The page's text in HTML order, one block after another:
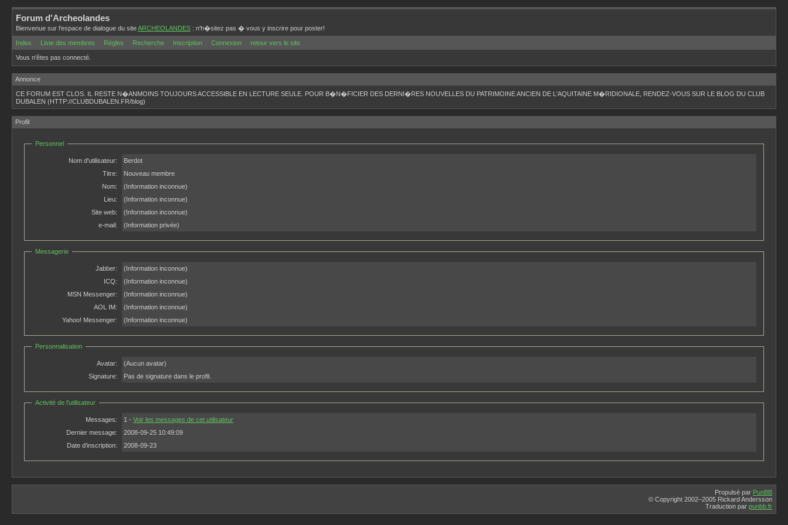
Forum d'Archeolandes
Bienvenue sur l'espace de dialogue du siteARCHEOLANDES : n'h�sitez pas � vous y inscrire pour poster!
Index Liste des membres Règles Recherche Inscription Connexion retour vers le site
Vous n'êtes pas connecté.
Annonce
CE FORUM EST CLOS. IL RESTE N�ANMOINS TOUJOURS ACCESSIBLE EN LECTURE SEULE. POUR B�N�FICIER DES DERNI�RES NOUVELLES DU PATRIMOINE ANCIEN DE L'AQUITAINE M�RIDIONALE, RENDEZ-VOUS SUR LE BLOG DU CLUB
DUBALEN (HTTP://CLUBDUBALEN.FR/blog)
Profil
Personnel
Nom d'utilisateur:
Berdot
Titre:
Nouveau membre
Nom:
(Information inconnue)
Lieu:
(Information inconnue)
Site web:
(Information inconnue)
e-mail:
(Information privée)
Messagerie
Jabber:
(Information inconnue)
ICQ:
(Information inconnue)
MSN Messenger:
(Information inconnue)
AOL IM:
(Information inconnue)
Yahoo! Messenger:
(Information inconnue)
Personnalisation
Avatar:
(Aucun avatar)
Signature:
Pas de signature dans le profil.
Activité de l'utilisateur
Messages: 1 - Voir les messages de cet utilisateur
Dernier message:
2008-09-25 10:49:09
Date d'inscription:
2008-09-23
Propulsé par PunBB
© Copyright 2002–2005 Rickard Andersson
Traduction par punbb.fr